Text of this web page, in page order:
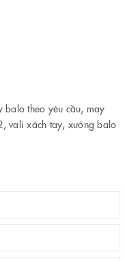
balo theo yêu cầu, may
, vali xách tay, xưởng balo